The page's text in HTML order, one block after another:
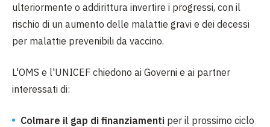
ulteriormente o addirittura invertire i progressi, con il
rischio di un aumento delle malattie gravi e dei decessi
per malattie prevenibili da vaccino.
L'OMS e l'UNICEF chiedono ai Governi e ai partner
interessati di:
Colmare il gap di finanziamenti per il prossimo ciclo